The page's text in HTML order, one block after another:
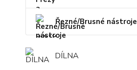
Řezné/Brusné nástroje
DÍLNA